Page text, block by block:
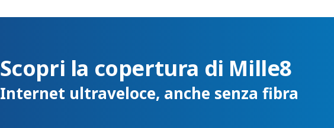
Scopri la copertura di Mille8
Internet ultraveloce, anche senza fibra